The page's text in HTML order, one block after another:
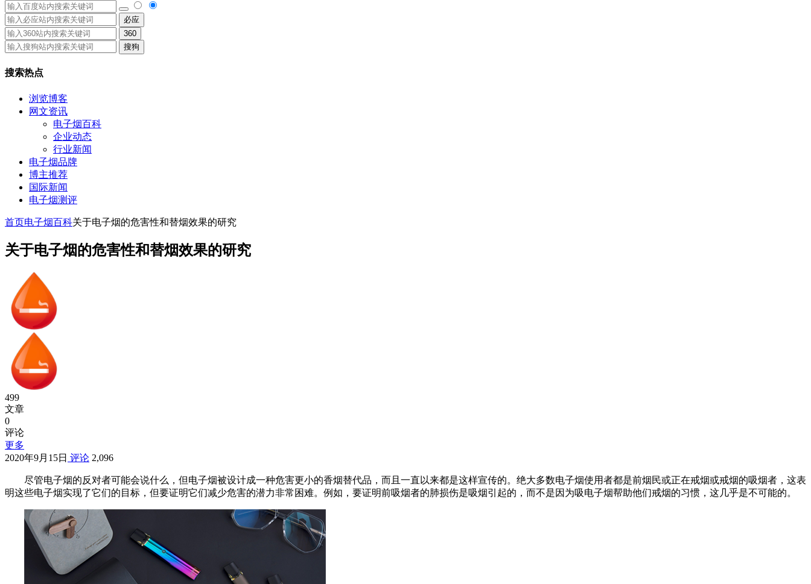
必应
360
搜狗
搜索热点
浏览博客
网文资讯
电子烟百科
企业动态
行业新闻
电子烟品牌
博主推荐
国际新闻
电子烟测评
首页电子烟百科关于电子烟的危害性和替烟效果的研究
关于电子烟的危害性和替烟效果的研究
499
文章
0
评论
更多
2020年9月15日 评论 2,096
尽管电子烟的反对者可能会说什么，但电子烟被设计成一种危害更小的香烟替代品，而且一直以来都是这样宣传的。绝大多数电子烟使用者都是前烟民或正在戒烟或戒烟的吸烟者，这表
明这些电子烟实现了它们的目标，但要证明它们减少危害的潜力非常困难。例如，要证明前吸烟者的肺损伤是吸烟引起的，而不是因为吸电子烟帮助他们戒烟的习惯，这几乎是不可能的。